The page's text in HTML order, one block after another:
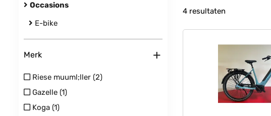
Occasions
E-bike
Merk +
Riese muuml;ller (2)
Gazelle (1)
Koga (1)
4 resultaten